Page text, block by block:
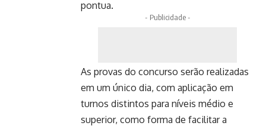
pontua.
- Publicidade -
As provas do concurso serão realizadas
em um único dia, com aplicação em
turnos distintos para níveis médio e
superior, como forma de facilitar a